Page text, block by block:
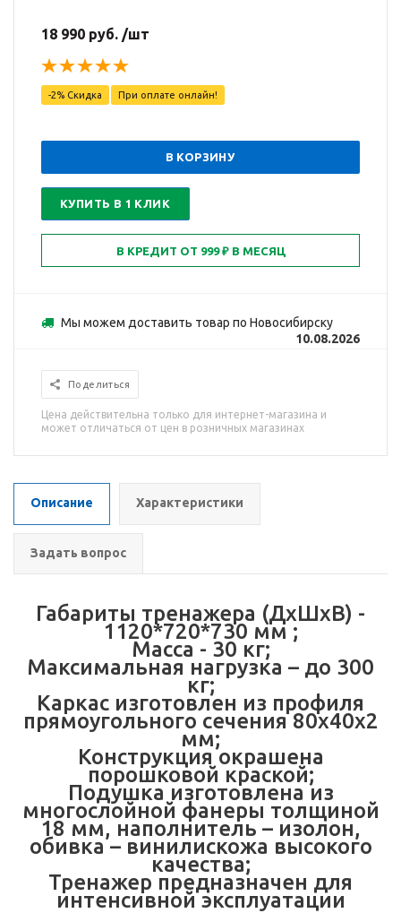
18 990 руб. /шт
-2% Скидка При оплате онлайн!
В КОРЗИНУ
КУПИТЬ В 1 КЛИК
Мы можем доставить товар по Новосибирску
10.08.2026
Поделиться
Цена действительна только для интернет-магазина и
может отличаться от цен в розничных магазинах
Описание Характеристики
Задать вопрос
Габариты тренажера (ДхШхВ) -
1120*720*730 мм ;
Масса - 30 кг;
Максимальная нагрузка – до 300
кг;
Каркас изготовлен из профиля
прямоугольного сечения 80х40х2
мм;
Конструкция окрашена
порошковой краской;
Подушка изготовлена из
многослойной фанеры толщиной
18 мм, наполнитель – изолон,
обивка – винилискожа высокого
качества;
Тренажер предназначен для
интенсивной эксплуатации